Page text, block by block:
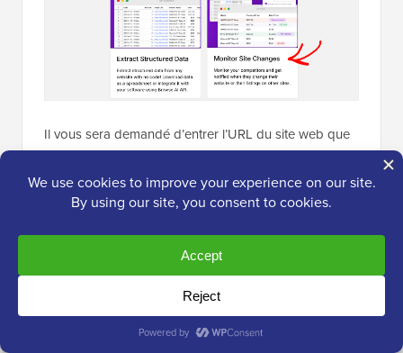
Il vous sera demandé d’entrer l’URL du site web que
Une fois que vous avez entré le lien, vous devrez